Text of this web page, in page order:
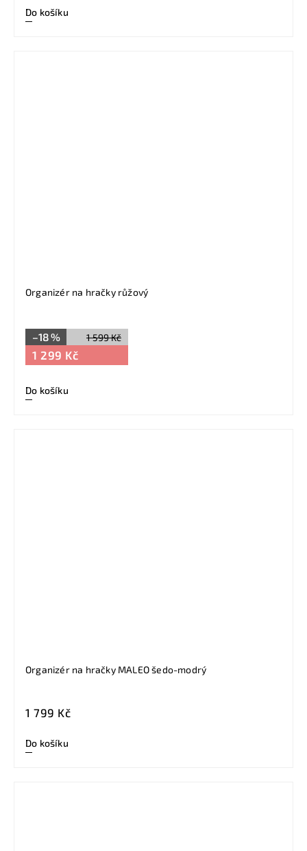
Do košíku
Organizér na hračky růžový
1 599 Kč
–18 %
1 299 Kč
Do košíku
Organizér na hračky MALEO šedo-modrý
1 799 Kč
Do košíku